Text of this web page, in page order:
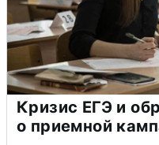
Кризис ЕГЭ и
о приемной